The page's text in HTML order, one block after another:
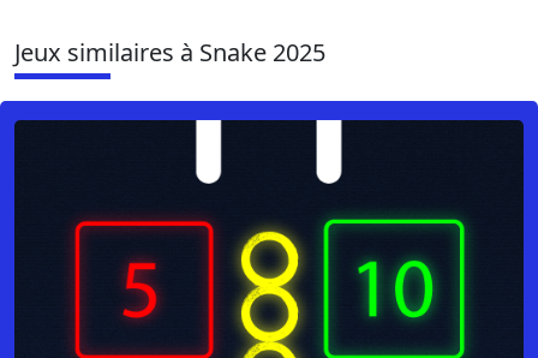
Jeux similaires à Snake 2025